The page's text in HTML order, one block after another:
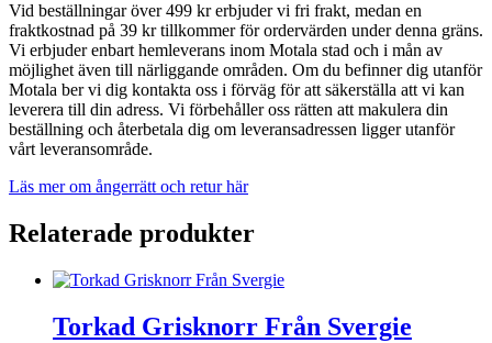
Vid beställningar över 499 kr erbjuder vi fri frakt, medan en
fraktkostnad på 39 kr tillkommer för ordervärden under denna gräns.
Vi erbjuder enbart hemleverans inom Motala stad och i mån av
möjlighet även till närliggande områden. Om du befinner dig utanför
Motala ber vi dig kontakta oss i förväg för att säkerställa att vi kan
leverera till din adress. Vi förbehåller oss rätten att makulera din
beställning och återbetala dig om leveransadressen ligger utanför
vårt leveransområde.
Läs mer om ångerrätt och retur här
Relaterade produkter
Torkad Grisknorr Från Svergie